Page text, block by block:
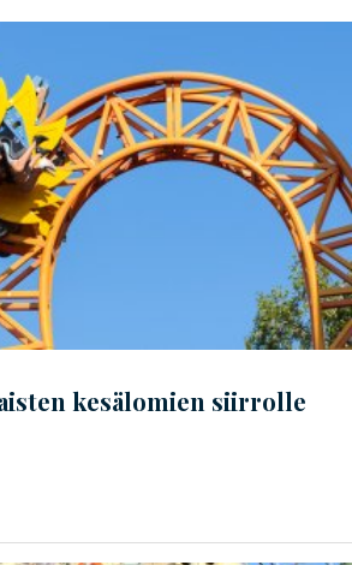
kesälomien siirrolle